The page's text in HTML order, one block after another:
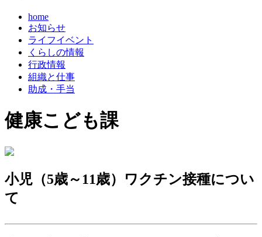
home
お知らせ
ライフイベント
くらしの情報
行政情報
組織と仕事
助成・手当
健康こども課
小児（5歳～11歳）ワクチン接種につい
て